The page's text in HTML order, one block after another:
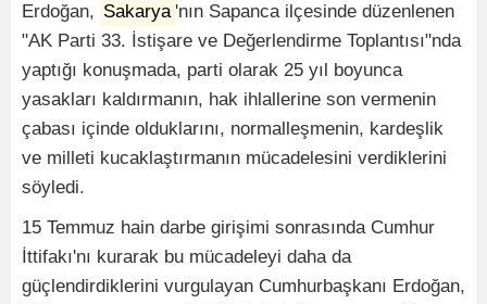
Erdoğan, Sakarya'nın Sapanca ilçesinde düzenlenen
"AK Parti 33. İstişare ve Değerlendirme Toplantısı"nda
yaptığı konuşmada, parti olarak 25 yıl boyunca
yasakları kaldırmanın, hak ihlallerine son vermenin
çabası içinde olduklarını, normalleşmenin, kardeşlik
ve milleti kucaklaştırmanın mücadelesini verdiklerini
söyledi.
15 Temmuz hain darbe girişimi sonrasında Cumhur
İttifakı'nı kurarak bu mücadeleyi daha da
güçlendirdiklerini vurgulayan Cumhurbaşkanı Erdoğan,